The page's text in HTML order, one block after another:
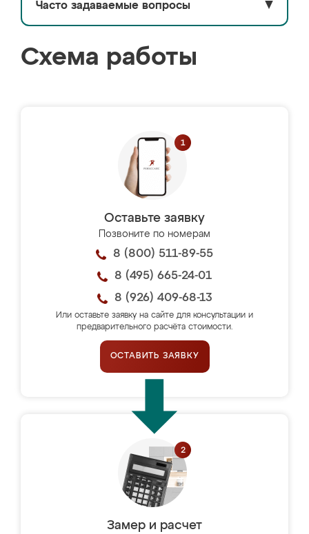
Часто задаваемые вопросы ▼
Схема работы
Оставьте заявку
Позвоните по номерам
8 (800) 511-89-55
8 (495) 665-24-01
8 (926) 409-68-13
Или оставьте заявку на сайте для консультации и
предварительного расчёта стоимости.
ОСТАВИТЬ ЗАЯВКУ
Замер и расчет